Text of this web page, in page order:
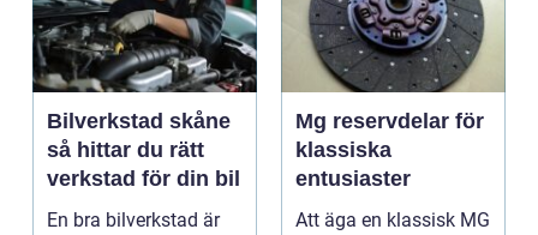
Bilverkstad skåne
så hittar du rätt
verkstad för din bil
En bra bilverkstad är
Mg reservdelar för
klassiska
entusiaster
Att äga en klassisk MG